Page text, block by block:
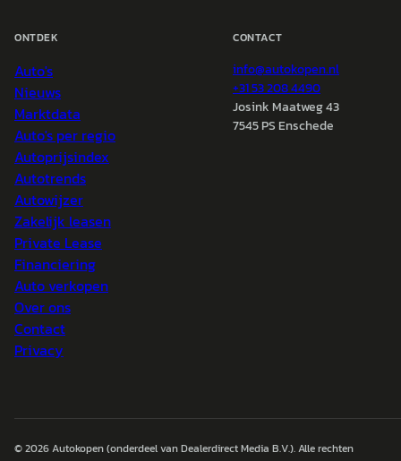
ONTDEK
Auto's
Nieuws
Marktdata
Auto's per regio
Autoprijsindex
Autotrends
Autowijzer
Zakelijk leasen
Private Lease
Financiering
Auto verkopen
Over ons
Contact
Privacy
CONTACT
info@autokopen.nl
+31 53 208 4490
Josink Maatweg 43
7545 PS Enschede
© 2026Autokopen(onderdeel van Dealerdirect Media B.V.). Alle rechten